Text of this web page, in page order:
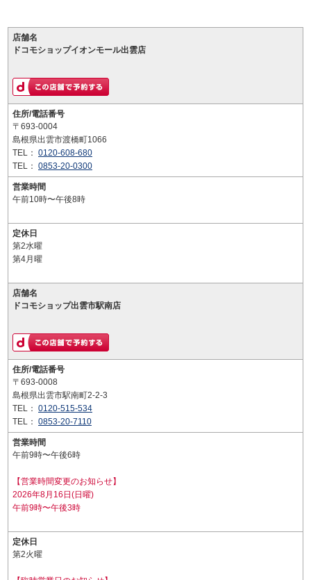
店舗名
ドコモショップイオンモール出雲店
住所/電話番号
〒693-0004
島根県出雲市渡橋町1066
TEL： 0120-608-680
TEL： 0853-20-0300
営業時間
午前10時〜午後8時
定休日
第2水曜
第4月曜
店舗名
ドコモショップ出雲市駅南店
住所/電話番号
〒693-0008
島根県出雲市駅南町2-2-3
TEL： 0120-515-534
TEL： 0853-20-7110
営業時間
午前9時〜午後6時
【営業時間変更のお知らせ】
2026年8月16日(日曜)
午前9時〜午後3時
定休日
第2火曜